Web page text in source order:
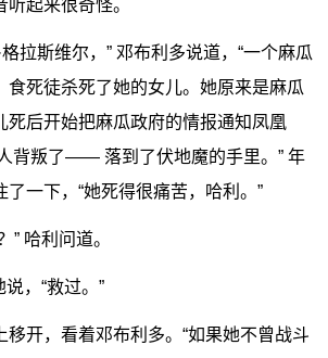
起来很奇怪。
拉斯维尔，” 邓布利多说道，“一个麻瓜
食死徒杀死了她的女儿。她原来是麻瓜
死后开始把麻瓜政府的情报通知凤凰
背叛了—— 落到了伏地魔的手里。” 年
一下，“她死得很痛苦，哈利。”
” 哈利问道。
，“救过。”
移开，看着邓布利多。“如果她不曾战斗